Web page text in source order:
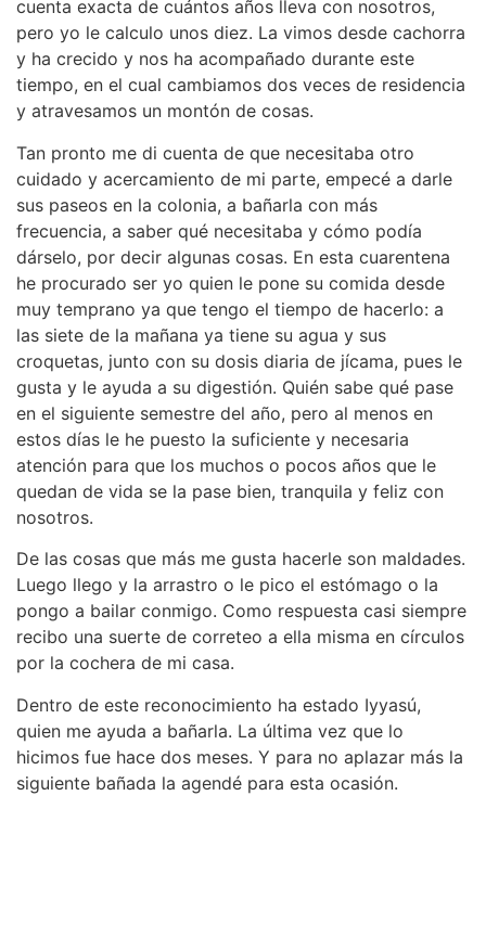
cuenta exacta de cuántos años lleva con nosotros,
pero yo le calculo unos diez. La vimos desde cachorra
y ha crecido y nos ha acompañado durante este
tiempo, en el cual cambiamos dos veces de residencia
y atravesamos un montón de cosas.
Tan pronto me di cuenta de que necesitaba otro
cuidado y acercamiento de mi parte, empecé a darle
sus paseos en la colonia, a bañarla con más
frecuencia, a saber qué necesitaba y cómo podía
dárselo, por decir algunas cosas. En esta cuarentena
he procurado ser yo quien le pone su comida desde
muy temprano ya que tengo el tiempo de hacerlo: a
las siete de la mañana ya tiene su agua y sus
croquetas, junto con su dosis diaria de jícama, pues le
gusta y le ayuda a su digestión. Quién sabe qué pase
en el siguiente semestre del año, pero al menos en
estos días le he puesto la suficiente y necesaria
atención para que los muchos o pocos años que le
quedan de vida se la pase bien, tranquila y feliz con
nosotros.
De las cosas que más me gusta hacerle son maldades.
Luego llego y la arrastro o le pico el estómago o la
pongo a bailar conmigo. Como respuesta casi siempre
recibo una suerte de correteo a ella misma en círculos
por la cochera de mi casa.
Dentro de este reconocimiento ha estado Iyyasú,
quien me ayuda a bañarla. La última vez que lo
hicimos fue hace dos meses. Y para no aplazar más la
siguiente bañada la agendé para esta ocasión.